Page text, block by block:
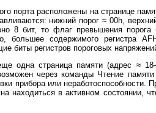
порта расположены на странице
нижний порог ≈ 00h,
8 бит, то флаг превышения
большее содержимого регистра
биты регистров пороговых
одна страница памяти (адрес ≈
через команды Чтение
прибора или
находиться в активном состоянии,